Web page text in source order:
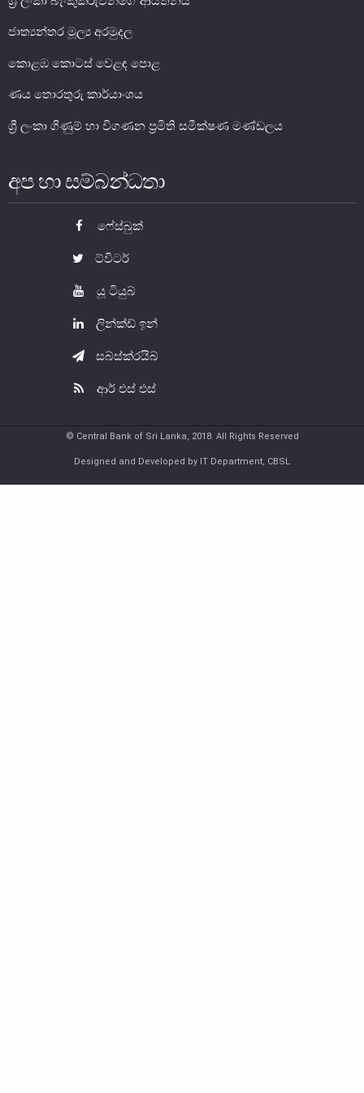
මූල්‍ය යටිතල පහසුකම්
නීති හා රෙගුලාසි
පිරමීඩ යෝජනා
මූල්‍ය උපකරණ විශ්ලේෂණය
මූල්‍ය පද්ධති ස්ථායිතා කමිටුව
මූල්‍ය ස්ථායිතා විවරණය
ජාත්‍යන්තර මූල්‍ය අරමුදල
කොළඹ කොටස් වෙළඳ පොළ
ණය තොරතුරු කාර්යාංශය
ශ්‍රී ලංකා ගිණුම් හා විගණන ප්‍රමිති සමීක්ෂණ මණ්ඩලය
අප හා සම්බන්ධතා
ෆේස්බුක්
ට්විටර්
යූ ටියුබ්
ලින්ක්ඩ් ඉන්
සබ්ස්ක්රයිබ්
ආර් එස් එස්
© Central Bank of Sri Lanka, 2018. All Rights Reserved
Designed and Developed by IT Department, CBSL